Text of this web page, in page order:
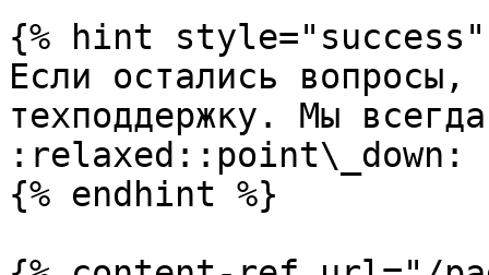
{% hint style="success"
Если остались
техподдержку. Мы
:relaxed::point\_down:
{% endhint %}